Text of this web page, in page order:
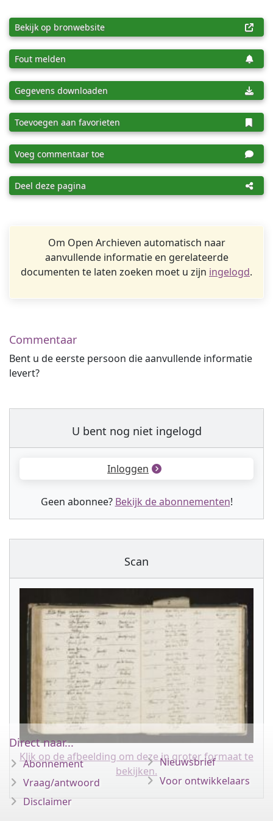
Bekijk op bronwebsite
Fout melden
Gegevens downloaden
Toevoegen aan favorieten
Voeg commentaar toe
Deel deze pagina
Om Open Archieven automatisch naar
aanvullende informatie en gerelateerde
documenten te laten zoeken moet u zijn ingelogd.
Commentaar
Bent u de eerste persoon die aanvullende informatie
levert?
U bent nog niet ingelogd
Inloggen
Geen abonnee? Bekijk de abonnementen!
Scan
Klik op de afbeelding om deze in groter formaat te
bekijken.
Direct naar...
Abonnement
Vraag/antwoord
Disclaimer
Nieuwsbrief
Voor ontwikkelaars